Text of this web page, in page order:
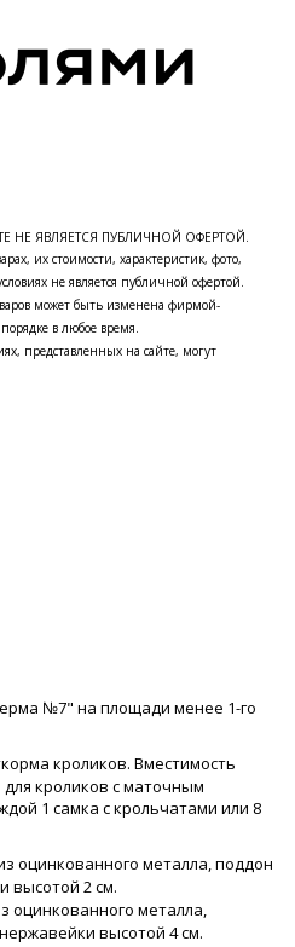
НЕ ЯВЛЯЕТСЯ ПУБЛИЧНОЙ ОФЕРТОЙ.
их стоимости, характеристик, фото,
не является публичной офертой.
может быть изменена фирмой-
в любое время.
представленных на сайте, могут
№7" на площади менее 1-го
кроликов. Вместимость
кроликов с маточным
1 самка с крольчатами или 8
оцинкованного металла, поддон
высотой 2 см.
оцинкованного металла,
высотой 4 см.